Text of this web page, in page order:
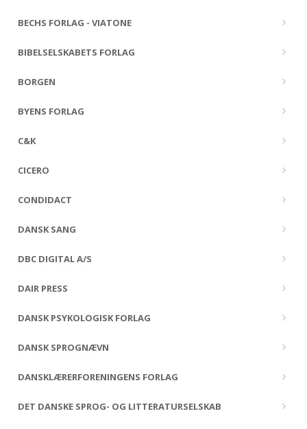
BECHS FORLAG - VIATONE
BIBELSELSKABETS FORLAG
BORGEN
BYENS FORLAG
C&K
CICERO
CONDIDACT
DANSK SANG
DBC DIGITAL A/S
DAIR PRESS
DANSK PSYKOLOGISK FORLAG
DANSK SPROGNÆVN
DANSKLÆRERFORENINGENS FORLAG
DET DANSKE SPROG- OG LITTERATURSELSKAB